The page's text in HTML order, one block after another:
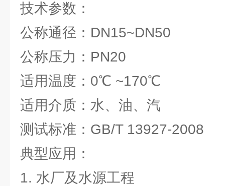
技术参数：
公称通径：DN15~DN50
公称压力：PN20
适用温度：0℃ ~170℃
适用介质：水、油、汽
测试标准：GB/T 13927-2008
典型应用：
1. 水厂及水源工程